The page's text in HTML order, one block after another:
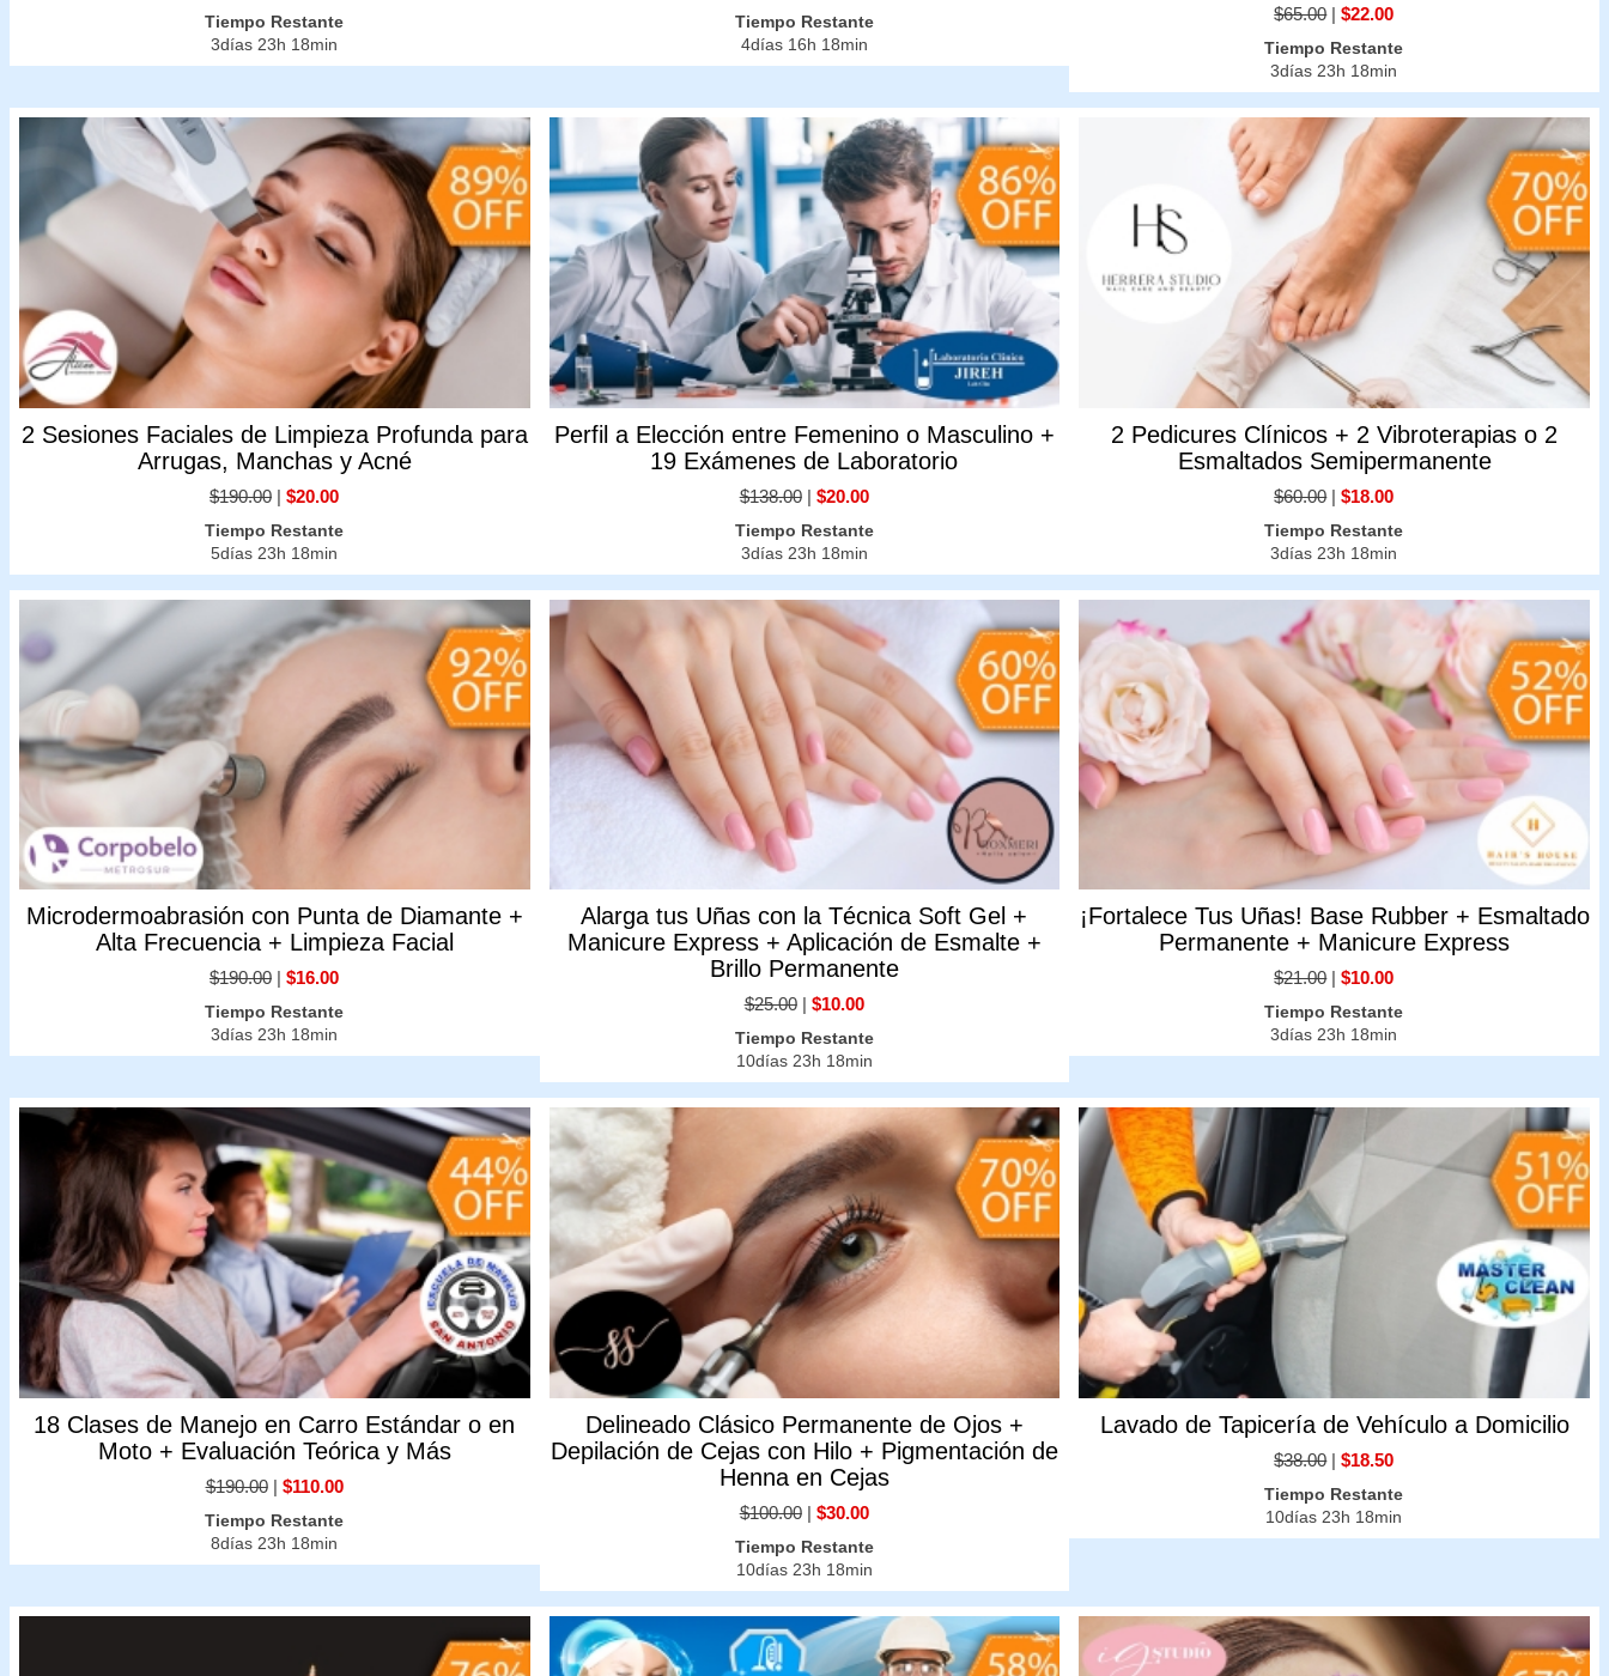
Tiempo Restante
3días 23h 18min
Tiempo Restante
4días 16h 18min
$65.00|$22.00
Tiempo Restante
3días 23h 18min
2 Sesiones Faciales de Limpieza Profunda para
Arrugas, Manchas y Acné
$190.00 | $20.00
Tiempo Restante
5días 23h 18min
Perfil a Elección entre Femenino o Masculino +
19 Exámenes de Laboratorio
$138.00| $20.00
Tiempo Restante
3días 23h 18min
2 Pedicures Clínicos + 2 Vibroterapias o 2
Esmaltados Semipermanente
$60.00|$18.00
Tiempo Restante
3días 23h 18min
Microdermoabrasión con Punta de Diamante +
Alta Frecuencia + Limpieza Facial
$190.00 | $16.00
Tiempo Restante
3días 23h 18min
Alarga tus Uñas con la Técnica Soft Gel +
Manicure Express + Aplicación de Esmalte +
Brillo Permanente
$25.00| $10.00
Tiempo Restante
10días 23h 18min
¡Fortalece Tus Uñas! Base Rubber + Esmaltado
Permanente + Manicure Express
$21.00|$10.00
Tiempo Restante
3días 23h 18min
18 Clases de Manejo en Carro Estándar o en
Moto + Evaluación Teórica y Más
$190.00| $110.00
Tiempo Restante
8días 23h 18min
Delineado Clásico Permanente de Ojos +
Depilación de Cejas con Hilo + Pigmentación de
Henna en Cejas
$100.00| $30.00
Tiempo Restante
10días 23h 18min
Lavado de Tapicería de Vehículo a Domicilio
$38.00|$18.50
Tiempo Restante
10días 23h 18min